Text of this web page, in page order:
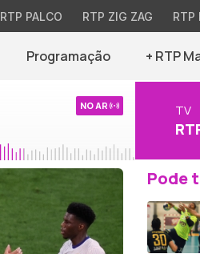
RTP PALCO RTP ZIG ZAG RTP
Programação + RTP
NO AR TV
Pode